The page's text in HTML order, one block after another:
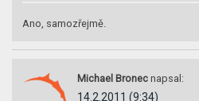
Ano, samozřejmě.
Michael Bronec napsal:
14.2.2011 (9:34)